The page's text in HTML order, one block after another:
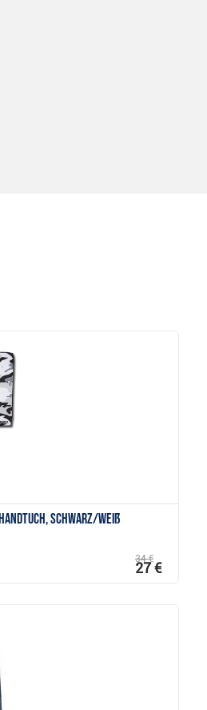
schwarz/weiß
34 €
27 €